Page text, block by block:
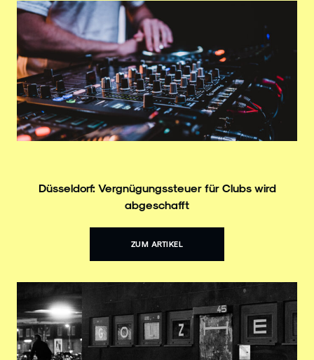
Düsseldorf: Vergnügungssteuer für Clubs wird
abgeschafft
ZUM ARTIKEL